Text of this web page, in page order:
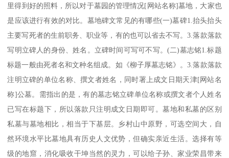
里得到好的照料，所以对于墓园的管理情况[网站名称]墓地，大家也
是应该进行有效的对比。墓地碑文常见的有哪些(一)墓碑1.抬头抬头
主要写死者的生前职务、职业等，有的也可以省去不写。3.落款落款
写明立碑人的身份、姓名。立碑时间可写可不写。(二)墓志铭1.标题
标题一般由死者名和文种名组成。如《柳子厚墓志铭》。3.落款落款
注明立碑的单位名称、撰文者姓名，同时署上成文日期天津[网站名
称]公墓。需指出的是，有的墓志铭立碑单位名称或撰文者个人姓名
已写在标题下，所以落款只注明成文日期即可。墓地和私墓的区别
私墓与墓地相比，相当于下基层。乡村山中原野，可选空间大，自
然环境水平比墓地具有历史人文优势，但确实亲近生活。选择有等
级的地窟，消化吸收干坤当然的灵力，可以给子孙、家业荣昌带来